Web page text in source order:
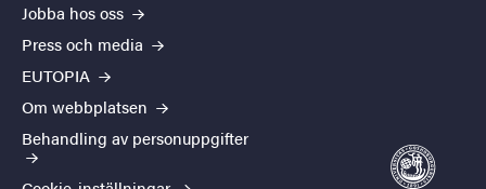
Jobba hos oss
Press och media
EUTOPIA
Om webbplatsen
Behandling av personuppgifter